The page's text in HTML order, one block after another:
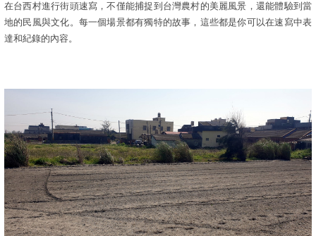
在台西村進行街頭速寫，不僅能捕捉到台灣農村的美麗風景，還能體驗到當
地的民風與文化。每一個場景都有獨特的故事，這些都是你可以在速寫中表
達和紀錄的內容。